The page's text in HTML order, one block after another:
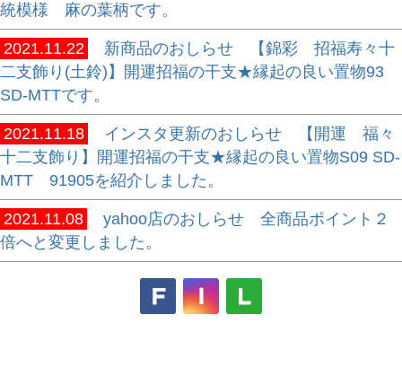
統模様 麻の葉柄です。
2021.11.22
新商品のおしらせ 【錦彩 招福寿々十
二支飾り(土鈴)】開運招福の干支★縁起の良い置物93
SD-MTTです。
2021.11.18
インスタ更新のおしらせ 【開運 福々
十二支飾り】開運招福の干支★縁起の良い置物S09 SD-
MTT 91905を紹介しました。
2021.11.08
yahoo店のおしらせ 全商品ポイント２
倍へと変更しました。